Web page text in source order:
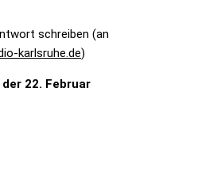
schreiben (an
karlsruhe.de)
22. Februar